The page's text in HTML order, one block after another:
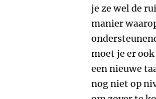
je ze wel de
manier
moet je er
een nieuwe
nog niet op